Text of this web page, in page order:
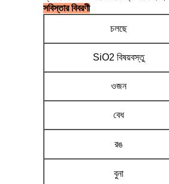
সবিস্তার বিবরণী
চলছে
SiO2 বিষয়বস্তু
ওজন
বেধ
রঙ
বুনা